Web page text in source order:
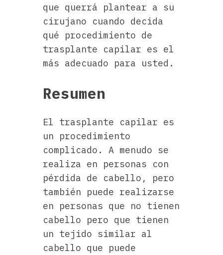
que querrá plantear a su
cirujano cuando decida
qué procedimiento de
trasplante capilar es el
más adecuado para usted.
Resumen
El trasplante capilar es
un procedimiento
complicado. A menudo se
realiza en personas con
pérdida de cabello, pero
también puede realizarse
en personas que no tienen
cabello pero que tienen
un tejido similar al
cabello que puede